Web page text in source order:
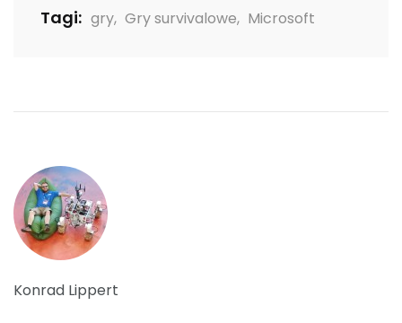
Tagi: gry, Gry survivalowe, Microsoft
Konrad Lippert